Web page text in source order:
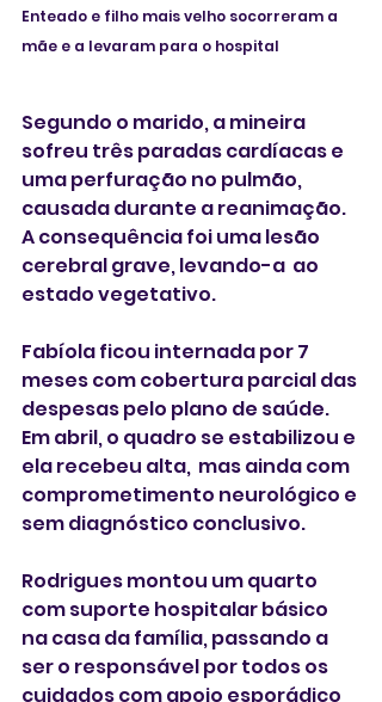
Enteado e filho mais velho socorreram a
mãe e a levaram para o hospital
Segundo o marido, a mineira
sofreu três paradas cardíacas e
uma perfuração no pulmão,
causada durante a reanimação.
A consequência foi uma lesão
cerebral grave, levando-a  ao
estado vegetativo.
Fabíola ficou internada por 7
meses com cobertura parcial das
despesas pelo plano de saúde.
Em abril, o quadro se estabilizou e
ela recebeu alta,  mas ainda com
comprometimento neurológico e
sem diagnóstico conclusivo.
Rodrigues montou um quarto
com suporte hospitalar básico
na casa da família, passando a
ser o responsável por todos os
cuidados com apoio esporádico